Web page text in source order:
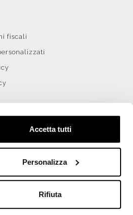
Accetta tutti
Personalizza
Rifiuta
fiscali